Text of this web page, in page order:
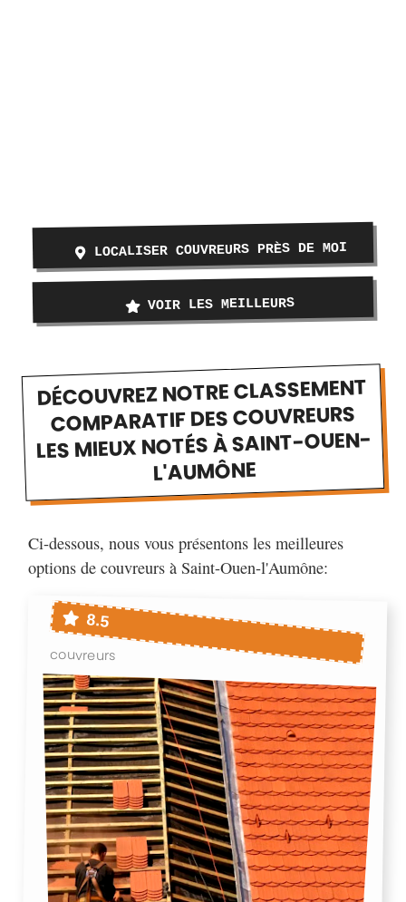
LOCALISER COUVREURS PRÈS DE MOI
VOIR LES MEILLEURS
DÉCOUVREZ NOTRE CLASSEMENT
COMPARATIF DES COUVREURS
LES MIEUX NOTÉS À SAINT-OUEN-
L'AUMÔNE
Ci-dessous, nous vous présentons les meilleures
options de couvreurs à Saint-Ouen-l'Aumône:
8.5
couvreurs